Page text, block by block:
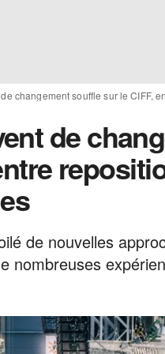
changement souffle sur le CIFF,
de
de nouvelles
nombreuses